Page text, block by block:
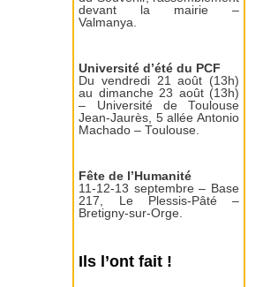
devant la mairie –
Valmanya.
Université d’été du PCF
Du vendredi 21 août (13h)
au dimanche 23 août (13h)
– Université de Toulouse
Jean-Jaurès, 5 allée Antonio
Machado – Toulouse.
Fête de l’Humanité
11-12-13 septembre – Base
217, Le Plessis-Pâté –
Bretigny-sur-Orge.
Ils l’ont fait !